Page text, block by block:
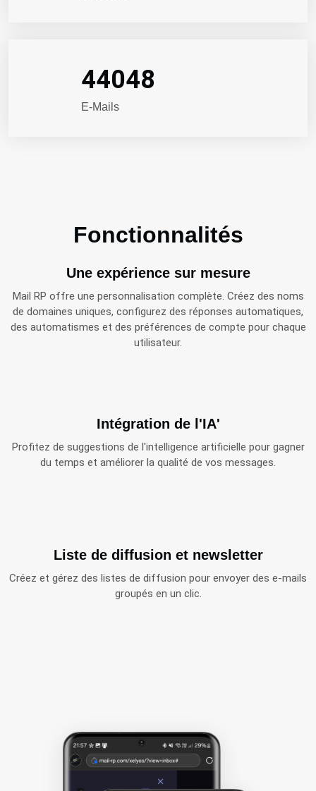
44048
E-Mails
Fonctionnalités
Une expérience sur mesure
Mail RP offre une personnalisation complète. Créez des noms
de domaines uniques, configurez des réponses automatiques,
des automatismes et des préférences de compte pour chaque
utilisateur.
Intégration de l'IA'
Profitez de suggestions de l'intelligence artificielle pour gagner
du temps et améliorer la qualité de vos messages.
Liste de diffusion et newsletter
Créez et gérez des listes de diffusion pour envoyer des e-mails
groupés en un clic.